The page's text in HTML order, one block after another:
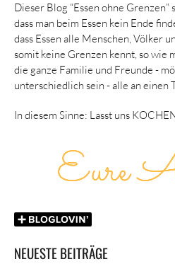
Dieser Blog “Essen ohne Grenzen”
dass man beim Essen kein Ende
dass Essen alle Menschen, Völker
somit keine Grenzen kennt, so wie
die ganze Familie und Freunde -
unterschiedlich sein - alle an einen
In diesem Sinne: Lasst uns
NEUESTE BEITRÄGE